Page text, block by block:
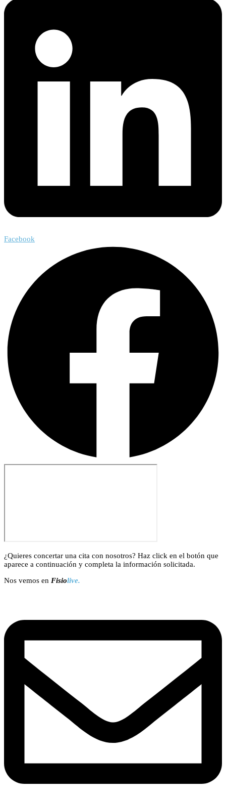
Facebook
¿Quieres concertar una cita con nosotros? Haz click en el botón que
aparece a continuación y completa la información solicitada.
Nos vemos en Fisiolive.